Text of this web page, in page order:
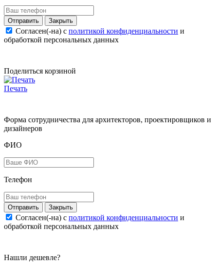
Закрыть
Согласен(-на) c политикой конфиденциальности и
обработкой персональных данных
Поделиться корзиной
Печать
Форма сотрудничества для архитекторов, проектировщиков и
дизайнеров
ФИО
Телефон
Закрыть
Согласен(-на) c политикой конфиденциальности и
обработкой персональных данных
Нашли дешевле?